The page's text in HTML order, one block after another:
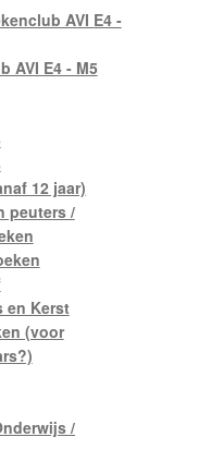
AVI E4 -
AVI E4 - M5
12 jaar)
peuters /
en Kerst
(voor
/